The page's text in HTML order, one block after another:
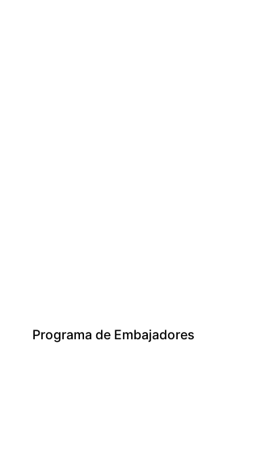
Programa de Embajadores